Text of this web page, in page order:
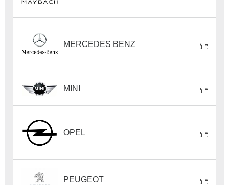
MERCEDES BENZ
MINI
OPEL
PEUGEOT